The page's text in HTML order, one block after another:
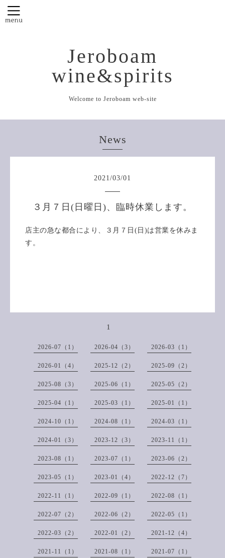
Jeroboam
wine&spirits
Welcome to Jeroboam web-site
News
2021 /03/01
３月７日(日曜日)、臨時休業します。
店主の急な都合により、３月７日(日)は営業を休みま
す。
1
2026-07（1） 2026-04（3） 2026-03（1）
2026-01（4） 2025-12（2） 2025-09（2）
2025-08（3） 2025-06（1） 2025-05（2）
2025-04（1） 2025-03（1） 2025-01（1）
2024-10（1） 2024-08（1） 2024-03（1）
2024-01（3） 2023-12（3） 2023-11（1）
2023-08（1） 2023-07（1） 2023-06（2）
2023-05（1） 2023-01（4） 2022-12（7）
2022-11（1） 2022-09（1） 2022-08（1）
2022-07（2） 2022-06（2） 2022-05（1）
2022-03（2） 2022-01（2） 2021-12（4）
2021-11（1） 2021-08（1） 2021-07（1）